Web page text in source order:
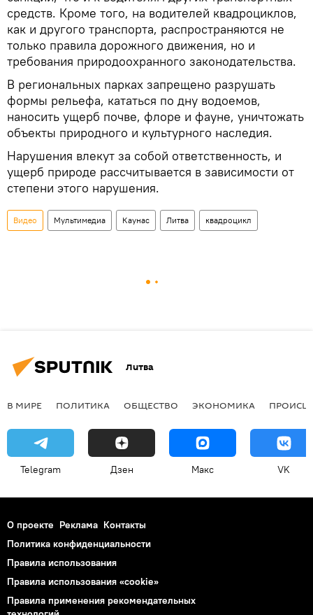
средств. Кроме того, на водителей квадроциклов,
как и другого транспорта, распространяются не
только правила дорожного движения, но и
требования природоохранного законодательства.
В региональных парках запрещено разрушать
формы рельефа, кататься по дну водоемов,
наносить ущерб почве, флоре и фауне, уничтожать
объекты природного и культурного наследия.
Нарушения влекут за собой ответственность, и
ущерб природе рассчитывается в зависимости от
степени этого нарушения.
Видео Мультимедиа Каунас Литва квадроцикл
Литва
В МИРЕ ПОЛИТИКА ОБЩЕСТВО ЭКОНОМИКА
Telegram Дзен Макс VK
О проекте Реклама Контакты
Политика конфиденциальности
Правила использования
Правила использования «cookie»
Правила применения рекомендательных